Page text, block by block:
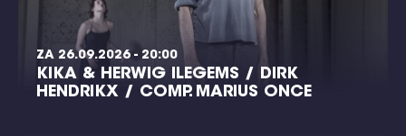
ZA 26.09.2026 - 20:00
KIKA & HERWIG ILEGEMS / DIRK
HENDRIKX / COMP. MARIUS ONCE